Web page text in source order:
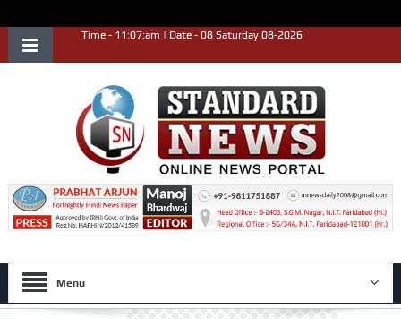
Time - 11:07:am | Date - 08 Saturday 08-2026
Menu